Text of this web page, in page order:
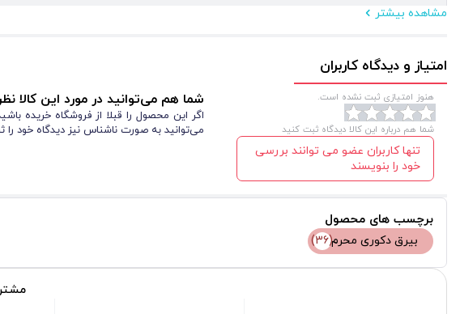
مشخصات فیزیکی
نوع بسته بندی
سلفون
شکل
مشاهده بیشتر
امتیاز و دیدگاه کاربران
هنوز امتیازی ثبت نشده است.
شما هم درباره این کالا دیدگاه ثبت کنید
تنها کاربران عضو می توانند بررسی
خود را بنویسند
شما هم می‌توانید در مورد این کالا
اگر این محصول را قبلا از فروشگاه خریده
می‌توانید به صورت ناشناس نیز دیدگاه خود را
برچسب های محصول
بیرق دکوری محرم(36)